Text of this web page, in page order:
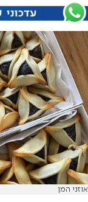
אוזני המן